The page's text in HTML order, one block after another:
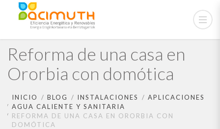
Reforma de una casa en
Ororbia con domótica
INICIO BLOG INSTALACIONES
APLICACIONES
AGUA CALIENTE Y SANITARIA
REFORMA DE UNA CASA EN ORORBIA CON
DOMÓTICA